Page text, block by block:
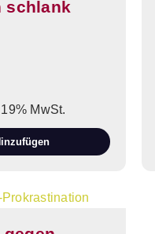
schlank
MwSt.